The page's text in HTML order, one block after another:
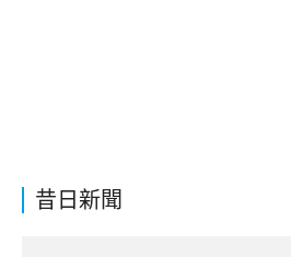
昔日新聞